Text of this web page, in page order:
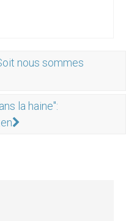
nous sommes
la haine":